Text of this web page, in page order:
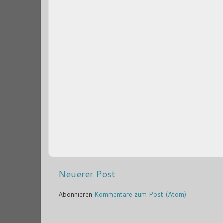
Neuerer Post
Abonnieren Kommentare zum Post (Atom)